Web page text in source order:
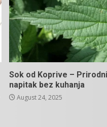
Sok od Koprive –
napitak bez kuhanja
August 24, 2025